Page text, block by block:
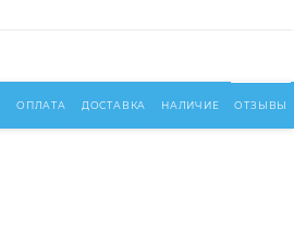
ОПЛАТА ДОСТАВКА НАЛИЧИЕ ОТЗЫВЫ